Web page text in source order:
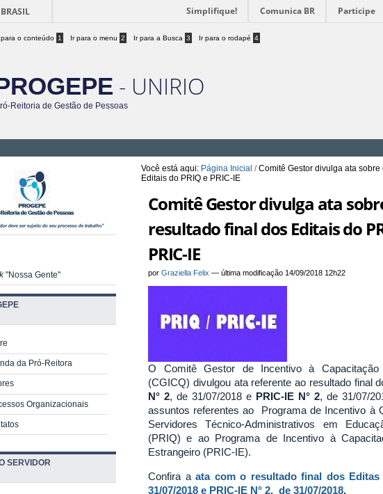
BRASIL Simplifique! Comunica BR Participe
para o conteúdo 1 Ir para o menu 2 Ir para a Busca 3 Ir para o rodapé 4
- UNIRIO
Reitoria de Gestão de Pessoas
Você está aqui: Página Inicial /Comitê Gestor divulga ata
Editais do PRIQ e PRIC-IE
Comitê Gestor divulga ata
resultado final dos Editais do
PRIC-IE
porGraziella Felix —última modificação 14/09/2018 12h22
O Comitê Gestor de Incentivo à Capacitação
(CGICQ) divulgou ata referente ao resultado final
N° 2, de 31/07/2018 e PRIC-IE N° 2, de 31/07/
assuntos referentes ao Programa de Incentivo à
Servidores Técnico-Administrativos em
(PRIQ) e ao Programa de Incentivo à
Estrangeiro (PRIC-IE).
Confira aata com o resultado final dos Editas
31/07/2018 e PRIC-IE N° 2, de 31/07/2018.
"Nossa Gente"
da Pró-Reitora
Organizacionais
SERVIDOR